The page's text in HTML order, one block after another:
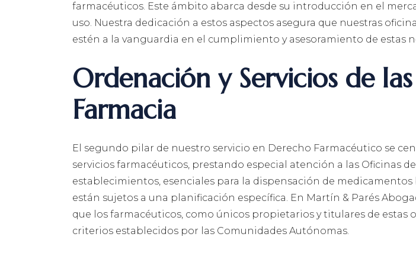
farmacéuticos. Este ámbito abarca desde su introducción en el
uso. Nuestra dedicación a estos aspectos asegura que nuestras
estén a la vanguardia en el cumplimiento y asesoramiento de estas
Ordenación y Servicios de
Farmacia
El segundo pilar de nuestro servicio en Derecho Farmacéutico se
servicios farmacéuticos, prestando especial atención a las Oficinas
establecimientos, esenciales para la dispensación de
están sujetos a una planificación específica. En Martín & Parés
que los farmacéuticos, como únicos propietarios y titulares de estas
criterios establecidos por las Comunidades Autónomas.